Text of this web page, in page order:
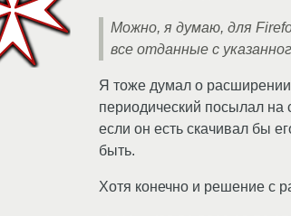
Можно, я думаю, для
все отданные с
Я тоже думал о
периодический посылал на
если он есть скачивал бы
быть.
Хотя конечно и решение с